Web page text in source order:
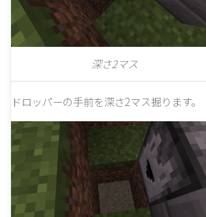
深さ2マス
ドロッパーの手前を深さ2マス掘ります。